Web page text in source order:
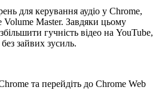
для керування аудіо у Chrome,
Volume Master. Завдяки цьому
гучність відео на YouTube,
зайвих зусиль.
та перейдіть до Chrome Web